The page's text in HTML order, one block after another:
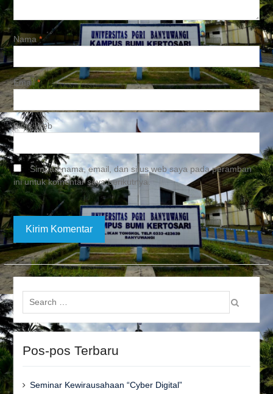
Nama *
Email*
Situs Web
Simpan nama, email, dan situs web saya pada peramban
ini untuk komentar saya berikutnya.
Search
for:
Pos-pos Terbaru
Seminar Kewirausahaan “Cyber Digital”